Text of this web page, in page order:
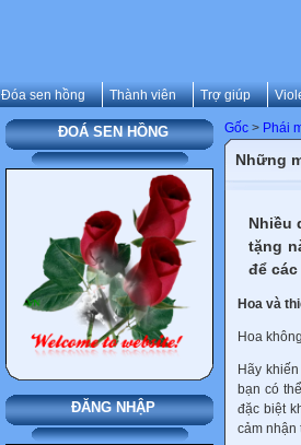
Đóa sen hồng Thành viên Trợ giúp
ĐOÁ SEN HỒNG
ĐĂNG NHẬP
Gốc > Phái
Những
Nhiều
tặng
để
Hoa và
Hoa
Hãy
bạn có
đặc biệt
cảm nhận